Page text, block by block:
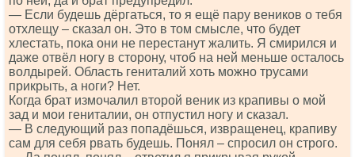
— Если будешь дёргаться, то я ещё пару веников о тебя
отхлещу – сказал он. Это в том смысле, что будет
хлестать, пока они не перестанут жалить. Я смирился и
даже отвёл ногу в сторону, чтоб на ней меньше осталось
волдырей. Область гениталий хоть можно трусами
прикрыть, а ноги? Нет.
Когда брат измочалил второй веник из крапивы о мой
зад и мои гениталии, он отпустил ногу и сказал.
— В следующий раз попадёшься, извращенец, крапиву
сам для себя рвать будешь. Понял – спросил он строго.